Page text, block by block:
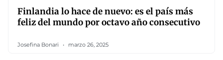
Finlandia lo hace de nuevo: es el país más
feliz del mundo por octavo año consecutivo
Josefina Bonari marzo 26, 2025